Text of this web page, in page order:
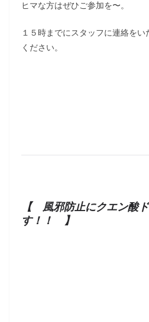
ヒマな方はぜひご参加を〜。
１５時までにスタッフに連絡を
ください。
【 風邪防止にクエン酸
す！！ 】